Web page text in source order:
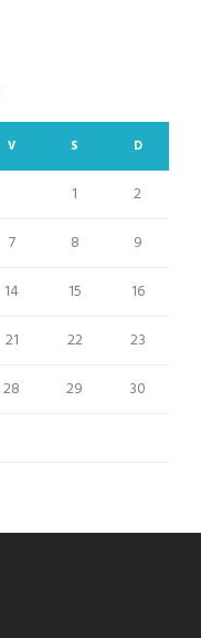
V S D
1
2
7 8
9
14 15
16
21 22
23
28 29
30